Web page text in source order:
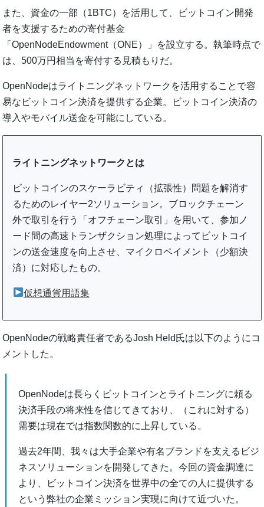
また、資金の一部（1BTC）を活用して、ビットコイン開発
者を支援するための寄付基金
「OpenNodeEndowment（ONE）」を設立する。執筆時点で
は、500万円相当を寄付する見積もりだ。
OpenNodeはライトニングネットワークを活用することで容
易なビットコイン決済を提供する企業。ビットコイン決済の
導入やモバイル送金を可能にしている。
ライトニングネットワークとは
ビットコインのスケーラビティ（拡張性）問題を解消す
るためのレイヤー2ソリューション。ブロックチェーン
外で取引を行う「オフチェーン取引」を用いて、参加ノ
ード間の高速トランザクション処理によってビットコイ
ンの送金速度を向上させ、マイクロペイメント（少額決
済）に対応したもの。
仮想通貨用語集
OpenNodeの戦略責任者であるJosh Held氏は以下のようにコ
メントした。
OpenNodeは長らくビットコインとライトニングに頼る
決済手段の将来性を信じてきており、（これに対する）
需要は現在では指数関数的に上昇している。
過去2年間、我々は大手企業や有名ブランドを支えるビジ
ネスソリューションを開発してきた。今回の資金調達に
より、ビットコイン決済を世界中の全ての人に提供する
という弊社の企業ミッション実現に向けて近づいた。